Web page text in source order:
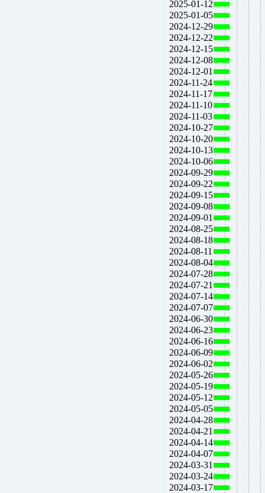
2025-01-12
2025-01-05
2024-12-29
2024-12-22
2024-12-15
2024-12-08
2024-12-01
2024-11-24
2024-11-17
2024-11-10
2024-11-03
2024-10-27
2024-10-20
2024-10-13
2024-10-06
2024-09-29
2024-09-22
2024-09-15
2024-09-08
2024-09-01
2024-08-25
2024-08-18
2024-08-11
2024-08-04
2024-07-28
2024-07-21
2024-07-14
2024-07-07
2024-06-30
2024-06-23
2024-06-16
2024-06-09
2024-06-02
2024-05-26
2024-05-19
2024-05-12
2024-05-05
2024-04-28
2024-04-21
2024-04-14
2024-04-07
2024-03-31
2024-03-24
2024-03-17